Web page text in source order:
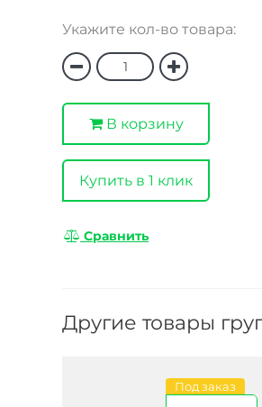
Укажите кол-во товара:
В корзину
Купить в 1 клик
Сравнить
Другие товары
Под заказ